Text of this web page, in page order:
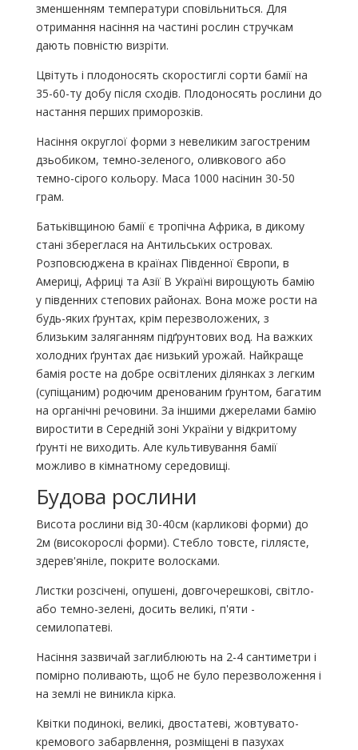
зменшенням температури сповільниться. Для
отримання насіння на частині рослин стручкам
дають повністю визріти.
Цвітуть і плодоносять скоростиглі сорти бамії на
35-60-ту добу після сходів. Плодоносять рослини до
настання перших приморозків.
Насіння округлої форми з невеликим загостреним
дзьобиком, темно-зеленого, оливкового або
темно-сірого кольору. Маса 1000 насінин 30-50
грам.
Батьківщиною бамії є тропічна Африка, в дикому
стані збереглася на Антильських островах.
Розповсюджена в країнах Південної Європи, в
Америці, Африці та Азії В Україні вирощують бамію
у південних степових районах. Вона може рости на
будь-яких ґрунтах, крім перезволожених, з
близьким заляганням підґрунтових вод. На важких
холодних ґрунтах дає низький урожай. Найкраще
бамія росте на добре освітлених ділянках з легким
(супіщаним) родючим дренованим ґрунтом, багатим
на органічні речовини. За іншими джерелами бамію
виростити в Середній зоні України у відкритому
ґрунті не виходить. Але культивування бамії
можливо в кімнатному середовищі.
Будова рослини
Висота рослини від 30-40см (карликові форми) до
2м (високорослі форми). Стебло товсте, гіллясте,
здерев'яніле, покрите волосками.
Листки розсічені, опушені, довгочерешкові, світло-
або темно-зелені, досить великі, п'яти -
семилопатеві.
Насіння зазвичай заглиблюють на 2-4 сантиметри і
помірно поливають, щоб не було перезволоження і
на землі не виникла кірка.
Квітки подинокі, великі, двостатеві, жовтувато-
кремового забарвлення, розміщені в пазухах